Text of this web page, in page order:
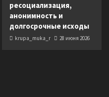
ресоциализация,
анонимность и
долгосрочные исходы
krupa_muka_r 28 июня 2026